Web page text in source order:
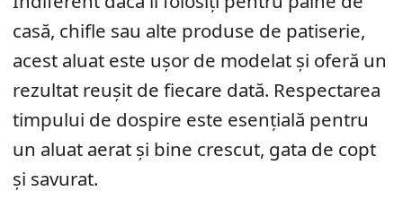
casă, chifle sau alte produse de patiserie,
acest aluat este ușor de modelat și oferă un
rezultat reușit de fiecare dată. Respectarea
timpului de dospire este esențială pentru
un aluat aerat și bine crescut, gata de copt
și savurat.